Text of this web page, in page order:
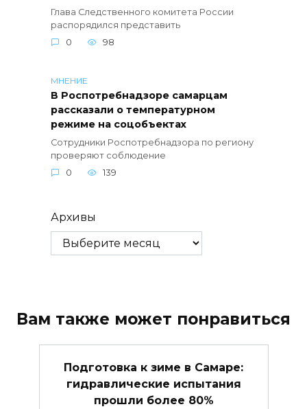
Глава Следственного комитета России
распорядился представить
0
98
МНЕНИЕ
В Роспотребнадзоре самарцам
рассказали о температурном
режиме на соцобъектах
Сотрудники Роспотребнадзора по региону
проверяют соблюдение
0
139
Архивы
Вам также может понравиться
Подготовка к зиме в Самаре:
гидравлические испытания
прошли более 80%